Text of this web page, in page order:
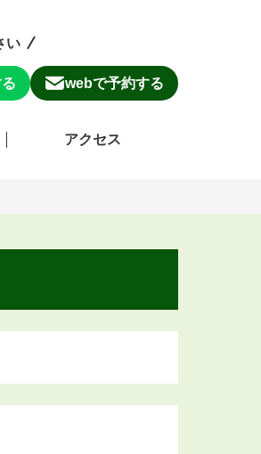
い
webで予約する
アクセス